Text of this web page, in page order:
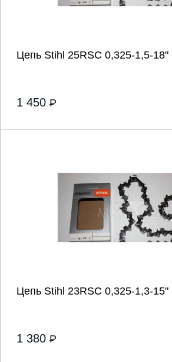
Цепь Stihl 25RSC 0,325-1,5-18"
1 450 P
Цепь Stihl 23RSС 0,325-1,3-15"
1 380 P